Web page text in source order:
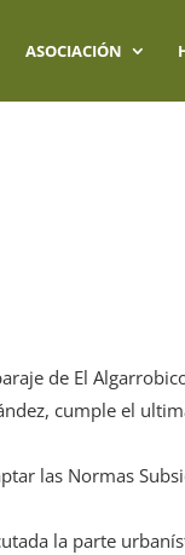
ASOCIACIÓN
de El
cumple el
las Normas
la parte